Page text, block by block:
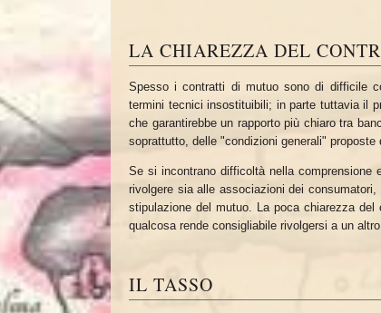
LA CHIAREZZA DEL
Spesso i contratti di mutuo sono di difficile
termini tecnici insostituibili; in parte tuttavia il
che garantirebbe un rapporto più chiaro tra
soprattutto, delle "condizioni generali" proposte
Se si incontrano difficoltà nella
rivolgere sia alle associazioni dei
stipulazione del mutuo. La poca chiarezza
qualcosa rende consigliabile rivolgersi a un
IL TASSO